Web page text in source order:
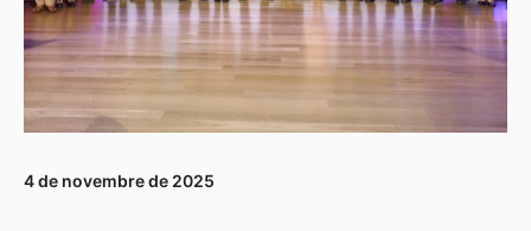
4 de novembre de 2025